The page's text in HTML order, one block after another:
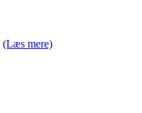
(Læs mere)